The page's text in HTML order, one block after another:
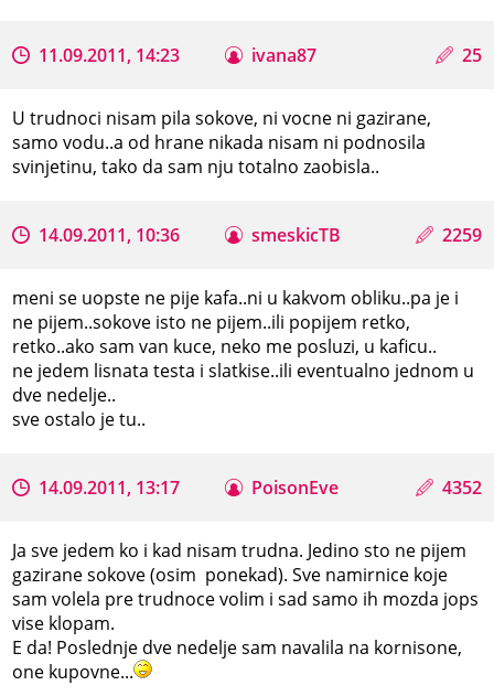
11.09.2011, 14:23 ivana87 25
U trudnoci nisam pila sokove, ni vocne ni gazirane,
samo vodu..a od hrane nikada nisam ni podnosila
svinjetinu, tako da sam nju totalno zaobisla..
14.09.2011, 10:36 smeskicTB 2259
meni se uopste ne pije kafa..ni u kakvom obliku..pa je i
ne pijem..sokove isto ne pijem..ili popijem retko,
retko..ako sam van kuce, neko me posluzi, u kaficu..
ne jedem lisnata testa i slatkise..ili eventualno jednom u
dve nedelje..
sve ostalo je tu..
14.09.2011, 13:17 PoisonEve 4352
Ja sve jedem ko i kad nisam trudna. Jedino sto ne pijem
gazirane sokove (osim ponekad). Sve namirnice koje
sam volela pre trudnoce volim i sad samo ih mozda jops
vise klopam.
E da! Poslednje dve nedelje sam navalila na kornisone,
one kupovne...